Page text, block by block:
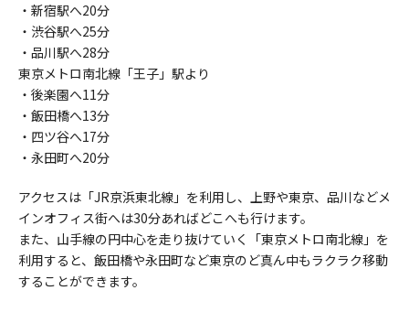
・新宿駅へ20分
・渋谷駅へ25分
・品川駅へ28分
東京メトロ南北線「王子」駅より
・後楽園へ11分
・飯田橋へ13分
・四ツ谷へ17分
・永田町へ20分
アクセスは「JR京浜東北線」を利用し、上野や東京、品川などメ
インオフィス街へは30分あればどこへも行けます。
また、山手線の円中心を走り抜けていく「東京メトロ南北線」を
利用すると、飯田橋や永田町など東京のど真ん中もラクラク移動
することができます。